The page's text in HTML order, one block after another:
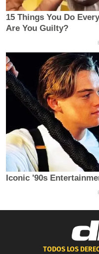
TODOS LOS